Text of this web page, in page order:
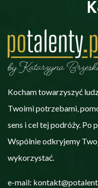
Kocham towarzyszyć
Twoimi potrzebami,
sens i cel tej podróży. Po
Wspólnie odkryjemy
wykorzystać.
e-mail: